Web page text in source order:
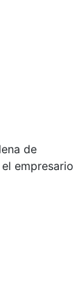
de
empresario